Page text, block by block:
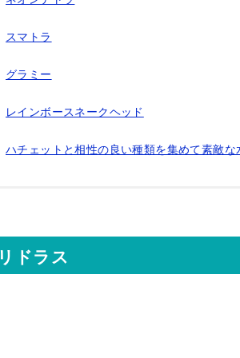
スマトラ
グラミー
レインボースネークヘッド
ハチェットと相性の良い種類を集めて素敵な
ドラス